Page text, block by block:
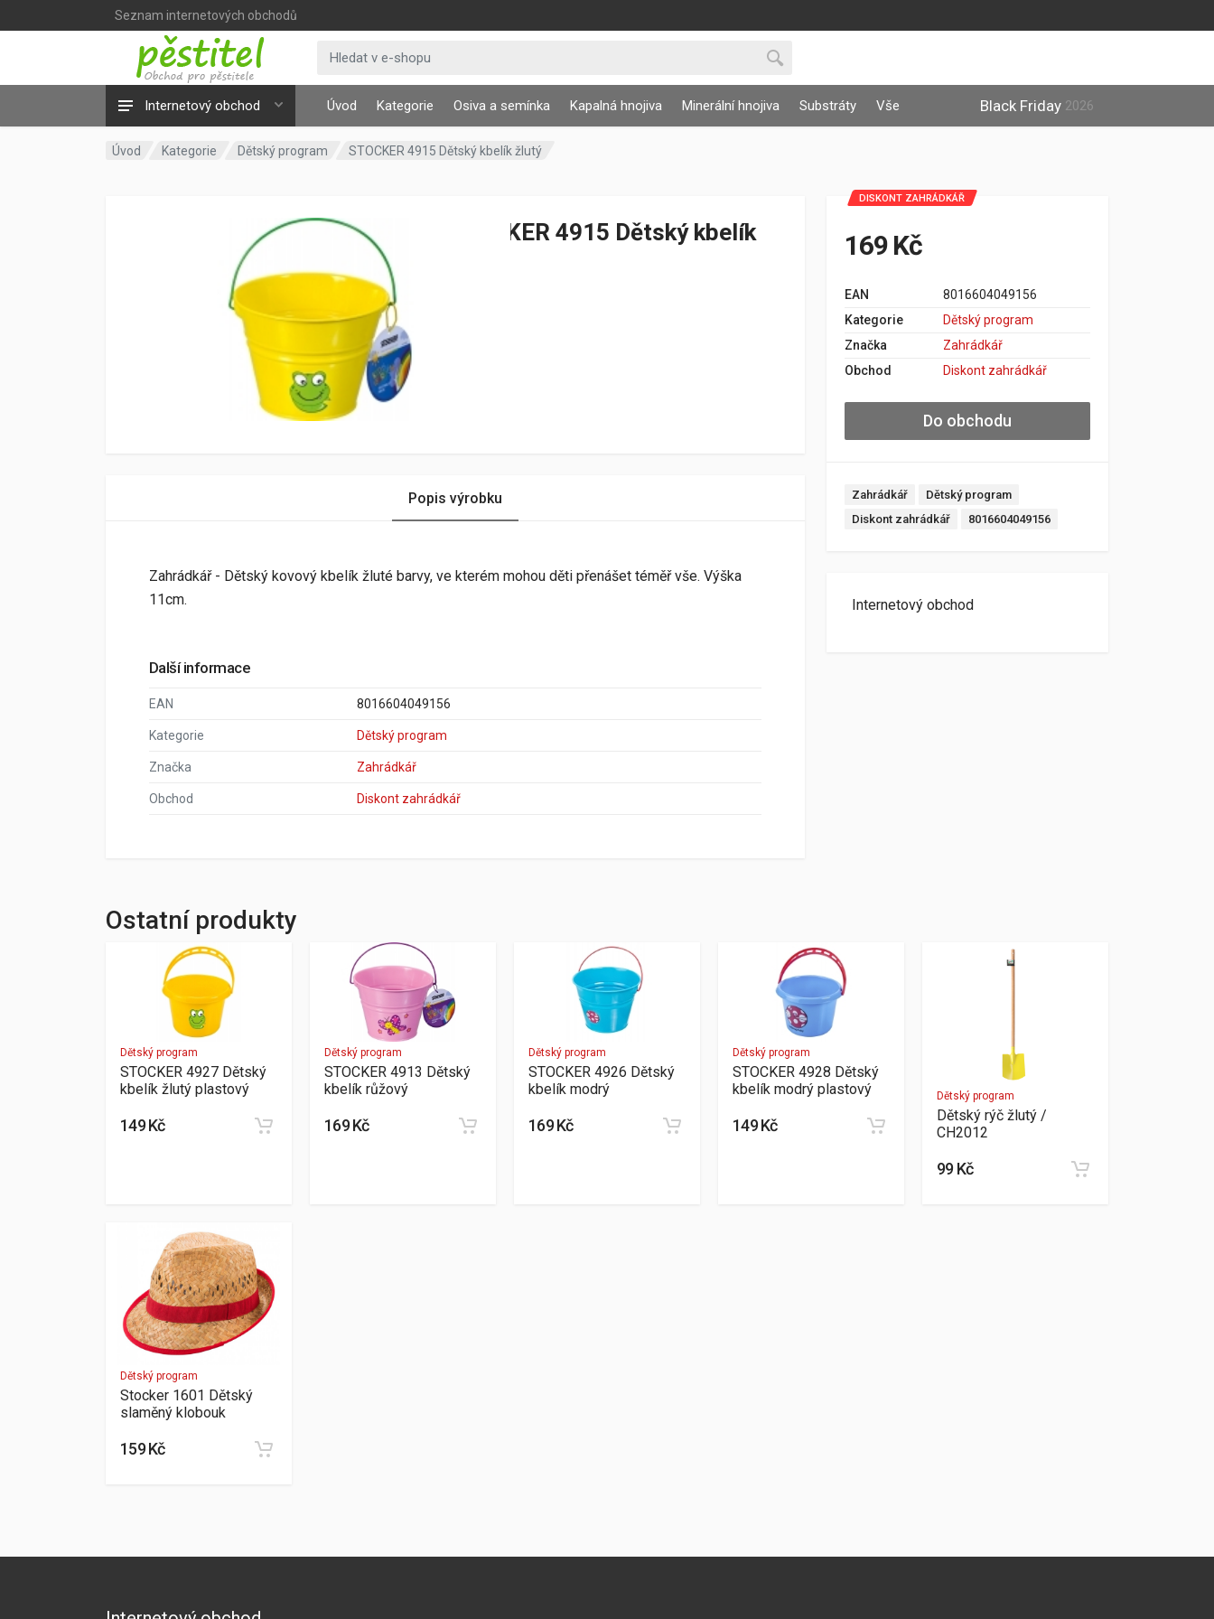
Seznam internetových obchodů
Internetový obchod Úvod Kategorie Osiva a semínka Kapalná hnojiva Minerální hnojiva Substráty Vše Black Friday 2026
Úvod Kategorie Dětský program STOCKER 4915 Dětský kbelík žlutý
STOCKER 4915 Dětský kbelík
DISKONT ZAHRÁDKÁŘ
169 Kč
EAN
8016604049156
Kategorie
Dětský program
Značka
Zahrádkář
Obchod
Diskont zahrádkář
Do obchodu
Zahrádkář
Dětský program
Diskont zahrádkář
8016604049156
Internetový obchod
Popis výrobku
Zahrádkář - Dětský kovový kbelík žluté barvy, ve kterém mohou děti přenášet téměř vše. Výška
11cm.
Další informace
EAN 8016604049156
Kategorie Dětský program
Značka Zahrádkář
Obchod Diskont zahrádkář
Ostatní produkty
Dětský program
STOCKER 4927 Dětský
kbelík žlutý plastový
149 Kč
Dětský program
STOCKER 4913 Dětský
kbelík růžový
169 Kč
Dětský program
STOCKER 4926 Dětský
kbelík modrý
169 Kč
Dětský program
STOCKER 4928 Dětský
kbelík modrý plastový
149 Kč
Dětský program
Dětský rýč žlutý /
CH2012
99 Kč
Dětský program
Stocker 1601 Dětský
slaměný klobouk
159 Kč